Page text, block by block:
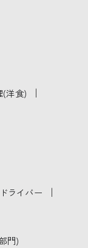
(洋食) ｜
ドライバー ｜
門)